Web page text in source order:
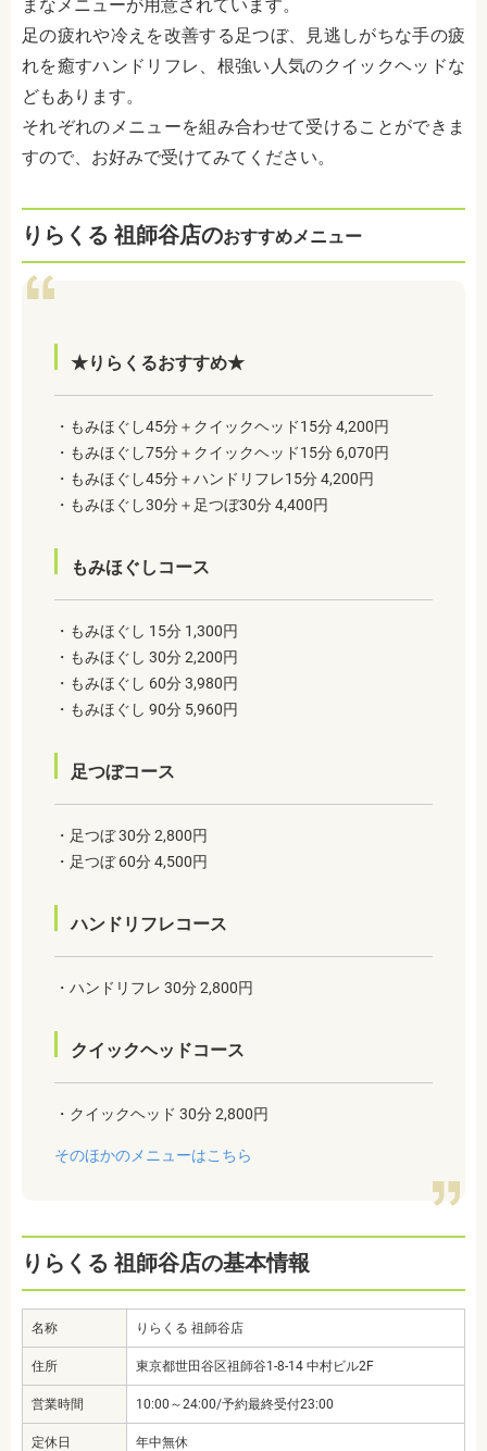
まなメニューが用意されています。
足の疲れや冷えを改善する足つぼ、見逃しがちな手の疲
れを癒すハンドリフレ、根強い人気のクイックヘッドな
どもあります。
それぞれのメニューを組み合わせて受けることができま
すので、お好みで受けてみてください。
りらくる 祖師谷店のおすすめメニュー
★りらくるおすすめ★
・もみほぐし45分＋クイックヘッド15分 4,200円
・もみほぐし75分＋クイックヘッド15分 6,070円
・もみほぐし45分＋ハンドリフレ15分 4,200円
・もみほぐし30分＋足つぼ30分 4,400円
もみほぐしコース
・もみほぐし 15分 1,300円
・もみほぐし 30分 2,200円
・もみほぐし 60分 3,980円
・もみほぐし 90分 5,960円
足つぼコース
・足つぼ 30分 2,800円
・足つぼ 60分 4,500円
ハンドリフレコース
・ハンドリフレ 30分 2,800円
クイックヘッドコース
・クイックヘッド 30分 2,800円
そのほかのメニューはこちら
りらくる 祖師谷店の基本情報
名称 りらくる 祖師谷店
住所 東京都世田谷区祖師谷1-8-14 中村ビル2F
営業時間 10:00～24:00/予約最終受付23:00
定休日 年中無休